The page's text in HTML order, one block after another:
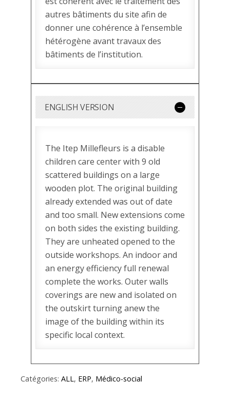
autres bâtiments du site afin de
donner une cohérence à l’ensemble
hétérogène avant travaux des
bâtiments de l’institution.
ENGLISH VERSION
The Itep Millefleurs is a disable
children care center with 9 old
scattered buildings on a large
wooden plot. The original building
already extended was out of date
and too small. New extensions come
on both sides the existing building.
They are unheated opened to the
outside workshops. An indoor and
an energy efficiency full renewal
complete the works. Outer walls
coverings are new and isolated on
the outskirt turning anew the
image of the building within its
specific local context.
Catégories: ALL, ERP, Médico-social